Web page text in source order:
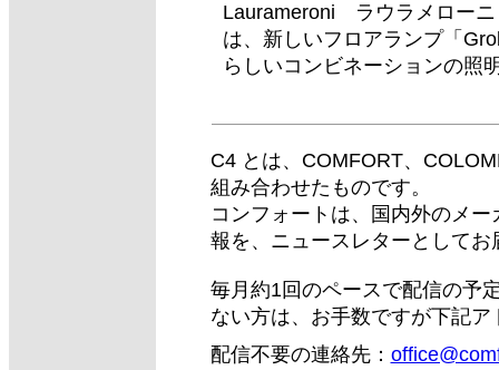
Laurameroni ラウラメローニ
は、新しいフロアランプ「
らしいコンビネーションの照
C4 とは、COMFORT、
組み合わせたものです。
コンフォートは、国内外のメ
報を、ニュースレターとしてお
毎月約1回のペースで配信の予
ない方は、お手数ですが下記
配信不要の連絡先：